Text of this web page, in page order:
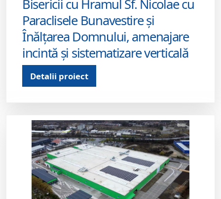
Bisericii cu Hramul Sf. Nicolae cu
Paraclisele Bunavestire și
Înălțarea Domnului, amenajare
incintă și sistematizare verticală
Detalii proiect